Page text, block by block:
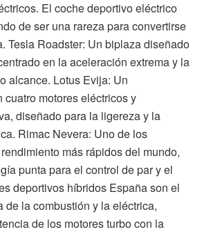
El coche deportivo eléctrico
de ser una rareza para convertirse
Tesla Roadster: Un biplaza diseñado
en la aceleración extrema y la
alcance. Lotus Evija: Un
cuatro motores eléctricos y
diseñado para la ligereza y la
Rimac Nevera: Uno de los
más rápidos del mundo,
punta para el control de par y el
deportivos híbridos España son el
de la combustión y la eléctrica,
de los motores turbo con la